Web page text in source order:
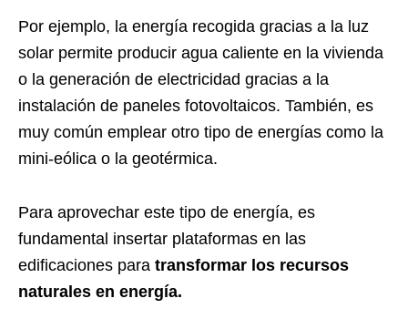
Por ejemplo, la energía recogida gracias a la luz
solar permite producir agua caliente en la vivienda
o la generación de electricidad gracias a la
instalación de paneles fotovoltaicos. También, es
muy común emplear otro tipo de energías como la
mini-eólica o la geotérmica.
Para aprovechar este tipo de energía, es
fundamental insertar plataformas en las
edificaciones para transformar los recursos
naturales en energía.